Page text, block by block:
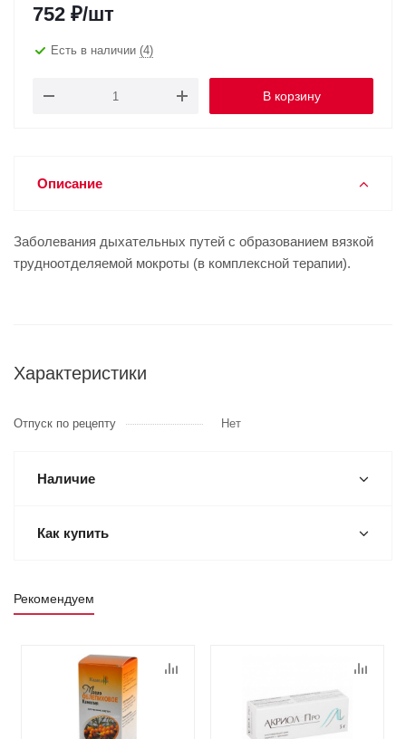
752 ₽/шт
Есть в наличии (4)
В корзину
Описание
Заболевания дыхательных путей с образованием вязкой
трудноотделяемой мокроты (в комплексной терапии).
Характеристики
Отпуск по рецепту Нет
Наличие
Как купить
Рекомендуем